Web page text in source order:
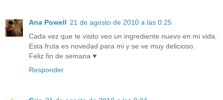
Ana Powell 21 de agosto de 2010 a las 0:25
Cada vez que te visito veo un ingrediente nuevo en mi vida.
Esta fruta es novedad para mi y se ve muy delicioso.
Feliz fin de semana ♥
Responder